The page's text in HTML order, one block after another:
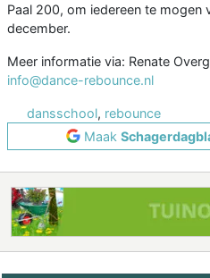
Paal 200, om iedereen te mogen
december.
Meer informatie via: Renate
info@dance-rebounce.nl
dansschool, rebounce
Maak